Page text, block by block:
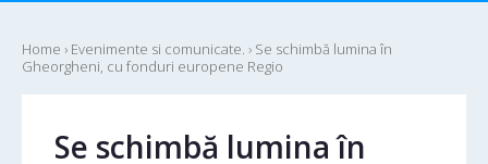
Home › Evenimente si comunicate. › Se schimbă lumina în
Gheorgheni, cu fonduri europene Regio
Se schimbă lumina în